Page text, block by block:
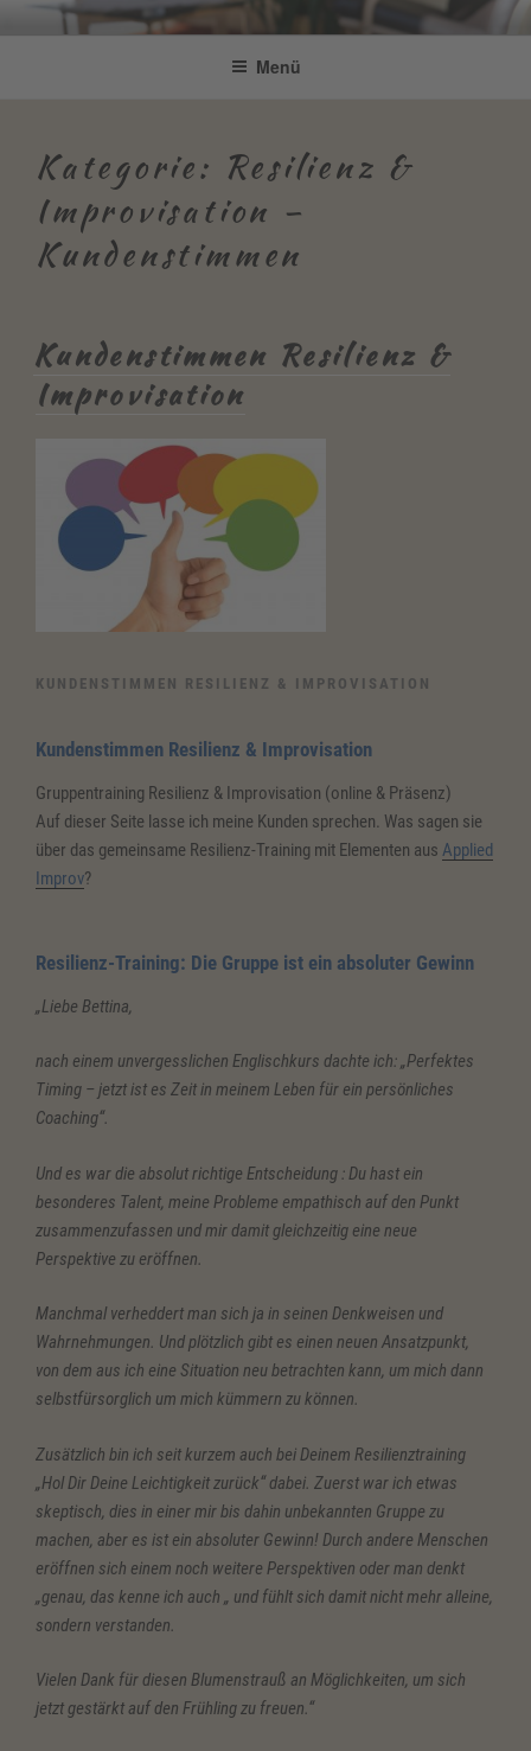
InhaltBe Connected by Bettina Bonkas
Resilienz | Coaching | Englisch +
Menü
Kategorie: Resilienz &
Improvisation –
Kundenstimmen
Kundenstimmen Resilienz &
Improvisation
KUNDENSTIMMEN RESILIENZ & IMPROVISATION
Kundenstimmen Resilienz & Improvisation
Gruppentraining Resilienz & Improvisation (online & Präsenz)
Auf dieser Seite lasse ich meine Kunden sprechen. Was sagen sie
über das gemeinsame Resilienz-Training mit Elementen aus Applied
Improv?
Resilienz-Training: Die Gruppe ist ein absoluter Gewinn
„Liebe Bettina,
nach einem unvergesslichen Englischkurs dachte ich: „Perfektes
Timing – jetzt ist es Zeit in meinem Leben für ein persönliches
Coaching“.
Und es war die absolut richtige Entscheidung : Du hast ein
besonderes Talent, meine Probleme empathisch auf den Punkt
zusammenzufassen und mir damit gleichzeitig eine neue
Perspektive zu eröffnen.
Manchmal verheddert man sich ja in seinen Denkweisen und
Wahrnehmungen. Und plötzlich gibt es einen neuen Ansatzpunkt,
von dem aus ich eine Situation neu betrachten kann, um mich dann
selbstfürsorglich um mich kümmern zu können.
Zusätzlich bin ich seit kurzem auch bei Deinem Resilienztraining
„Hol Dir Deine Leichtigkeit zurück“ dabei. Zuerst war ich etwas
skeptisch, dies in einer mir bis dahin unbekannten Gruppe zu
machen, aber es ist ein absoluter Gewinn! Durch andere Menschen
eröffnen sich einem noch weitere Perspektiven oder man denkt
„genau, das kenne ich auch „ und fühlt sich damit nicht mehr alleine,
sondern verstanden.
Vielen Dank für diesen Blumenstrauß an Möglichkeiten, um sich
jetzt gestärkt auf den Frühling zu freuen.“